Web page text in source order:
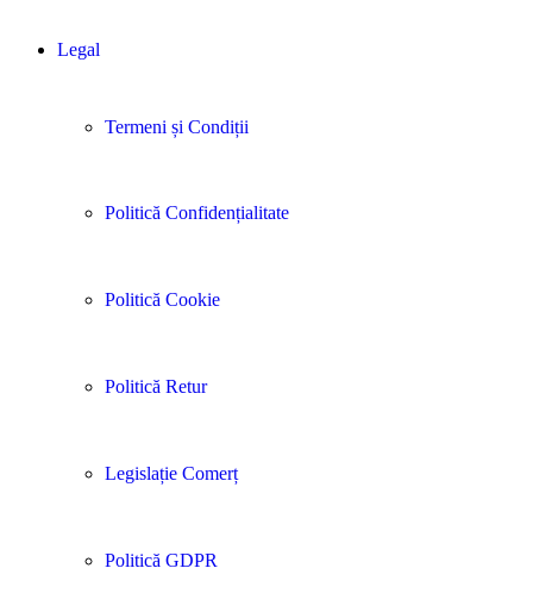
Legal
Termeni și Condiții
Politică Confidențialitate
Politică Cookie
Politică Retur
Legislație Comerț
Politică GDPR